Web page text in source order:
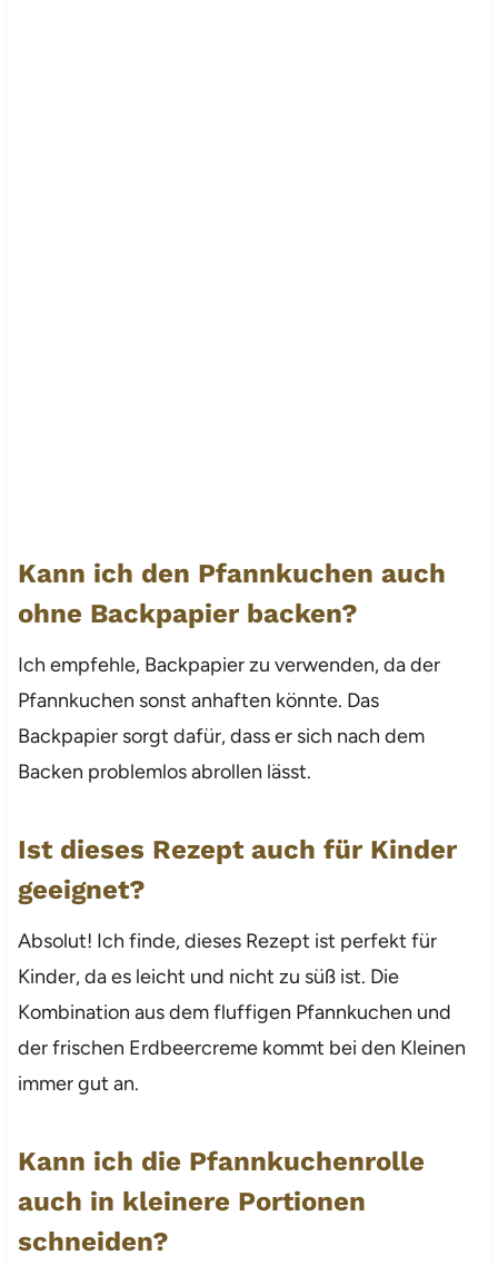
Kann ich den Pfannkuchen auch
ohne Backpapier backen?
Ich empfehle, Backpapier zu verwenden, da der
Pfannkuchen sonst anhaften könnte. Das
Backpapier sorgt dafür, dass er sich nach dem
Backen problemlos abrollen lässt.
Ist dieses Rezept auch für Kinder
geeignet?
Absolut! Ich finde, dieses Rezept ist perfekt für
Kinder, da es leicht und nicht zu süß ist. Die
Kombination aus dem fluffigen Pfannkuchen und
der frischen Erdbeercreme kommt bei den Kleinen
immer gut an.
Kann ich die Pfannkuchenrolle
auch in kleinere Portionen
schneiden?